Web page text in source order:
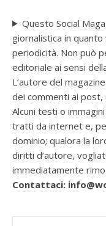
Questo Social
giornalistica in
periodicità. Non può
editoriale ai sensi
L’autore del
dei commenti ai post,
Alcuni testi o
tratti da internet e,
dominio; qualora la
diritti d’autore,
immediatamente
Contattaci: